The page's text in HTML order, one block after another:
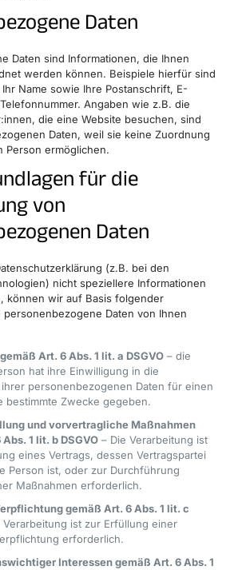
Daten
Daten sind Informationen, die Ihnen
werden können. Beispiele hierfür sind
Name sowie Ihre Postanschrift, E-
Angaben wie z.B. die
die eine Website besuchen, sind
Daten, weil sie keine Zuordnung
Person ermöglichen.
für die
von
Daten
(z.B. bei den
nicht speziellere Informationen
können wir auf Basis folgender
personenbezogene Daten von Ihnen
Art. 6 Abs. 1 lit. a DSGVO – die
hat ihre Einwilligung in die
personenbezogenen Daten für einen
bestimmte Zwecke gegeben.
und vorvertragliche Maßnahmen
1 lit. b DSGVO – Die Verarbeitung ist
eines Vertrags, dessen Vertragspartei
Person ist, oder zur Durchführung
Maßnahmen erforderlich.
gemäß Art. 6 Abs. 1 lit. c
Verarbeitung ist zur Erfüllung einer
erforderlich.
Interessen gemäß Art. 6 Abs. 1